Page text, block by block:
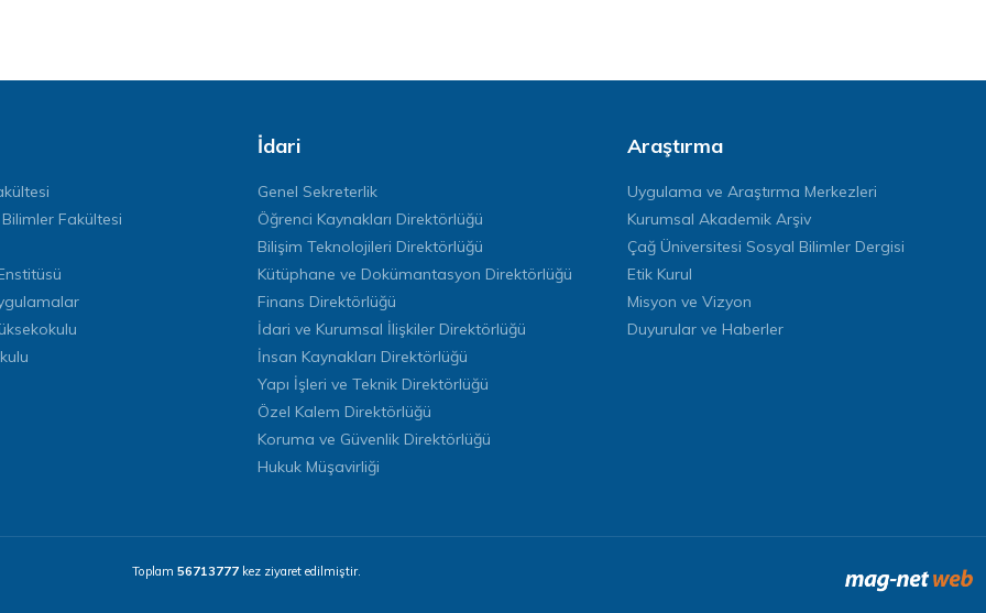
Fakültesi
İdari
Genel Sekreterlik
Öğrenci Kaynakları Direktörlüğü
Bilişim Teknolojileri Direktörlüğü
Kütüphane ve Dokümantasyon Direktörlüğü
Finans Direktörlüğü
İdari ve Kurumsal İlişkiler Direktörlüğü
İnsan Kaynakları Direktörlüğü
Yapı İşleri ve Teknik Direktörlüğü
Özel Kalem Direktörlüğü
Koruma ve Güvenlik Direktörlüğü
Hukuk Müşavirliği
Araştırma
Uygulama ve Araştırma Merkezleri
Kurumsal Akademik Arşiv
Çağ Üniversitesi Sosyal Bilimler Dergisi
Etik Kurul
Misyon ve Vizyon
Duyurular ve Haberler
Toplam 56713777 kez ziyaret edilmiştir.